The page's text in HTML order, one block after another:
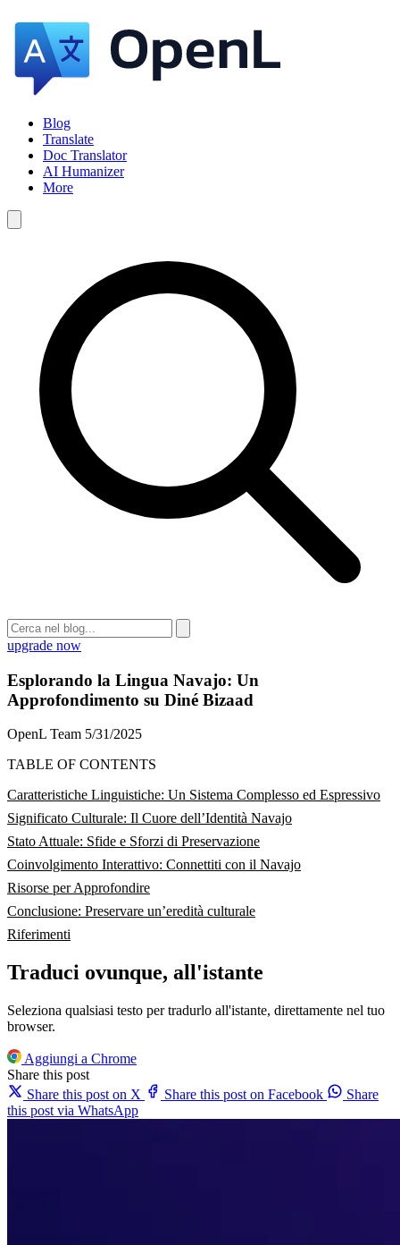
Blog
Translate
Doc Translator
AI Humanizer
More
upgrade now
Esplorando la Lingua Navajo: Un
Approfondimento su Diné Bizaad
OpenL Team 5/31/2025
TABLE OF CONTENTS
Caratteristiche Linguistiche: Un Sistema Complesso ed Espressivo
Significato Culturale: Il Cuore dell’Identità Navajo
Stato Attuale: Sfide e Sforzi di Preservazione
Coinvolgimento Interattivo: Connettiti con il Navajo
Risorse per Approfondire
Conclusione: Preservare un’eredità culturale
Riferimenti
Traduci ovunque, all'istante
Seleziona qualsiasi testo per tradurlo all'istante, direttamente nel tuo
browser.
Aggiungi a Chrome
Share this post
Share this post on X
Share this post on Facebook
Share
this post via WhatsApp